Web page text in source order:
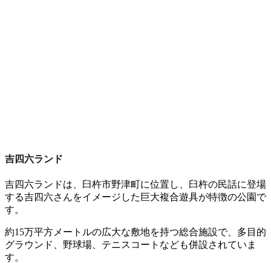
吉四六ランド
吉四六ランドは、臼杵市野津町に位置し、臼杵の民話に登場
する吉四六さんをイメージした巨大複合遊具が特徴の公園で
す。
約15万平方メートルの広大な敷地を持つ総合施設で、多目的
グラウンド、野球場、テニスコートなども併設されていま
す。